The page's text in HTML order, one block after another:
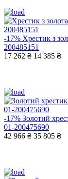
-17% Хрестик з
200485151
17 262 ₴ 14 385 ₴
-17% Золотий
01-200475690
42 966 ₴ 35 805 ₴